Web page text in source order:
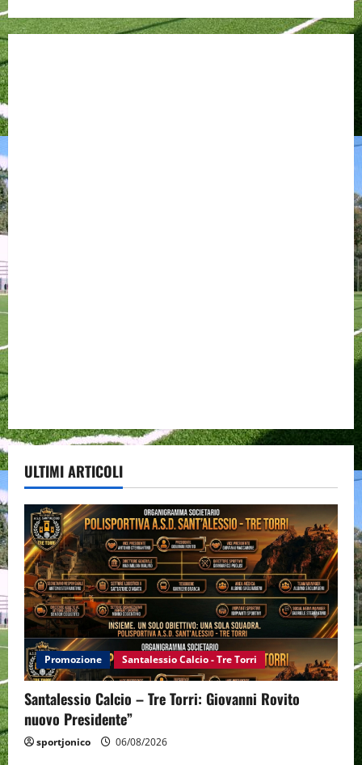
ULTIMI ARTICOLI
Promozione Santalessio Calcio - Tre Torri
Santalessio Calcio – Tre Torri: Giovanni Rovito
nuovo Presidente”
sportjonico 06/08/2026